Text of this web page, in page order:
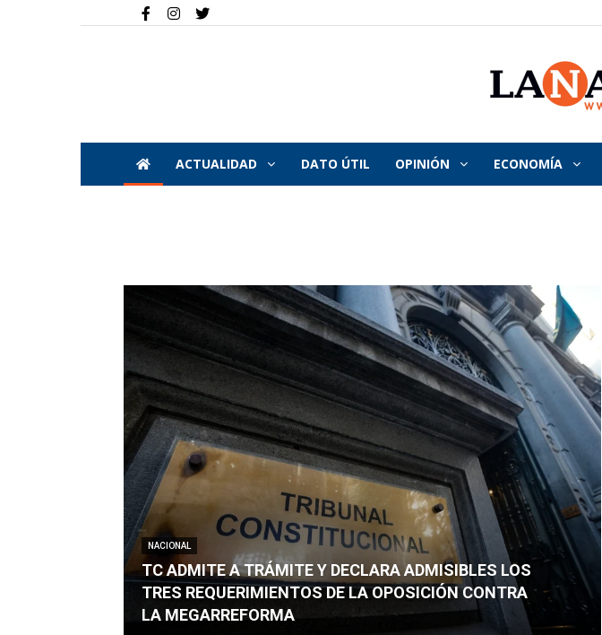
ACTUALIDAD DATO ÚTIL OPINIÓN ECONOMÍA
NACIONAL
TC ADMITE A TRÁMITE Y DECLARA ADMISIBLES LOS
TRES REQUERIMIENTOS DE LA OPOSICIÓN CONTRA
LA MEGARREFORMA